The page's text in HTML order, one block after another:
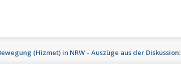
(Hizmet) in NRW – Auszüge aus der Diskussion: